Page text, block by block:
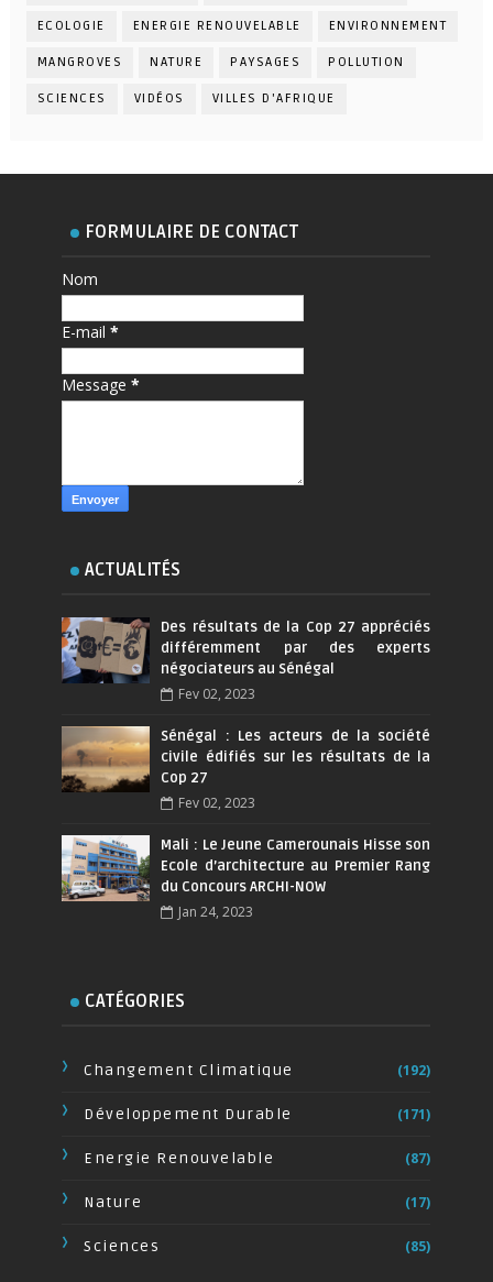
ECOLOGIE ENERGIE RENOUVELABLE ENVIRONNEMENT
MANGROVES NATURE PAYSAGES POLLUTION
SCIENCES VIDÉOS VILLES D'AFRIQUE
FORMULAIRE DE CONTACT
Nom
E-mail*
Message*
ACTUALITÉS
Des résultats de la Cop 27 appréciés
différemment par des experts
négociateurs au Sénégal
Fev 02, 2023
Sénégal : Les acteurs de la société
civile édifiés sur les résultats de la
Cop 27
Fev 02, 2023
Mali : Le Jeune Camerounais Hisse son
Ecole d’architecture au Premier Rang
du Concours ARCHI-NOW
Jan 24, 2023
CATÉGORIES
Changement Climatique (192)
Développement Durable (171)
Energie Renouvelable (87)
Nature (17)
Sciences (85)